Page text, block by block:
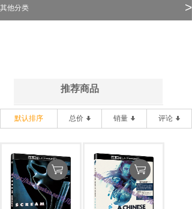
其他分类 >
推荐商品
默认排序 总价 销量 评论